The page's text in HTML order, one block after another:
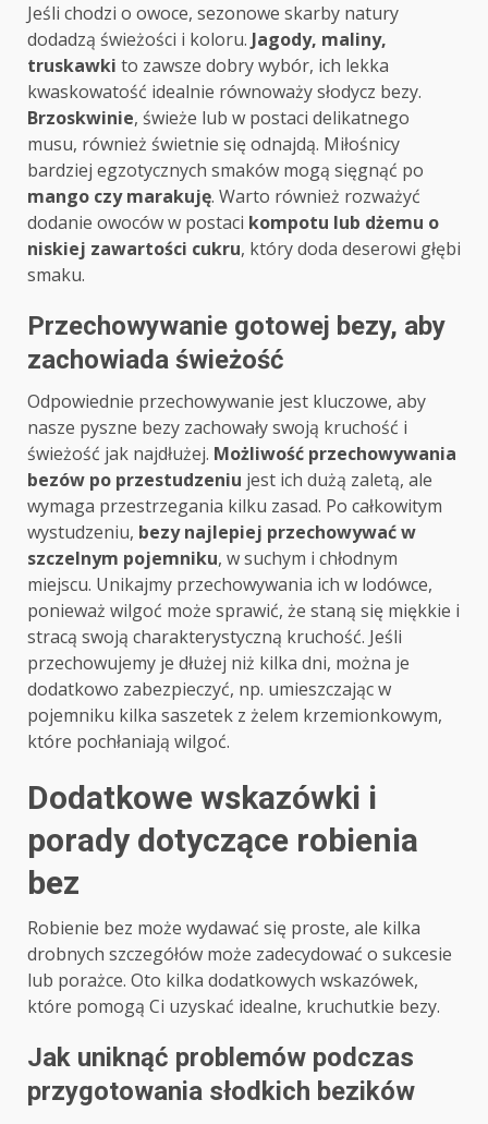
Jeśli chodzi o owoce, sezonowe skarby natury
dodadzą świeżości i koloru. Jagody, maliny,
truskawki to zawsze dobry wybór, ich lekka
kwaskowatość idealnie równoważy słodycz bezy.
Brzoskwinie, świeże lub w postaci delikatnego
musu, również świetnie się odnajdą. Miłośnicy
bardziej egzotycznych smaków mogą sięgnąć po
mango czy marakuję. Warto również rozważyć
dodanie owoców w postaci kompotu lub dżemu o
niskiej zawartości cukru, który doda deserowi głębi
smaku.
Przechowywanie gotowej bezy, aby
zachowiada świeżość
Odpowiednie przechowywanie jest kluczowe, aby
nasze pyszne bezy zachowały swoją kruchość i
świeżość jak najdłużej. Możliwość przechowywania
bezów po przestudzeniu jest ich dużą zaletą, ale
wymaga przestrzegania kilku zasad. Po całkowitym
wystudzeniu, bezy najlepiej przechowywać w
szczelnym pojemniku, w suchym i chłodnym
miejscu. Unikajmy przechowywania ich w lodówce,
ponieważ wilgoć może sprawić, że staną się miękkie i
stracą swoją charakterystyczną kruchość. Jeśli
przechowujemy je dłużej niż kilka dni, można je
dodatkowo zabezpieczyć, np. umieszczając w
pojemniku kilka saszetek z żelem krzemionkowym,
które pochłaniają wilgoć.
Dodatkowe wskazówki i
porady dotyczące robienia
bez
Robienie bez może wydawać się proste, ale kilka
drobnych szczegółów może zadecydować o sukcesie
lub porażce. Oto kilka dodatkowych wskazówek,
które pomogą Ci uzyskać idealne, kruchutkie bezy.
Jak uniknąć problemów podczas
przygotowania słodkich bezików